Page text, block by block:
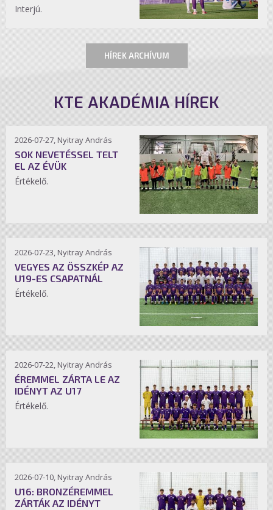
Interjú.
HÍREK ARCHÍVUM
KTE AKADÉMIA HÍREK
2026-07-27, Nyitray András
SOK NEVETÉSSEL TELT
EL AZ ÉVÜK
Értékelő.
2026-07-23, Nyitray András
VEGYES AZ ÖSSZKÉP AZ
U19-ES CSAPATNÁL
Értékelő.
2026-07-22, Nyitray András
ÉREMMEL ZÁRTA LE AZ
IDÉNYT AZ U17
Értékelő.
2026-07-10, Nyitray András
U16: BRONZÉREMMEL
ZÁRTÁK AZ IDÉNYT